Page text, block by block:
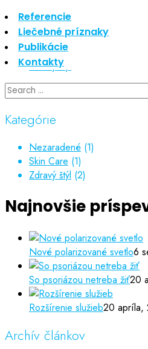
Referencie
Liečebné príznaky
Publikácie
Kontakty
Kategórie
Nezaradené
Skin Care
Zdravý štýl
Kategórie
Nezaradené (1)
Skin Care (1)
Zdravý štýl (2)
Najnovšie
Nové polarizované svetlo6
So psoriázou netreba žiť20
Rozšírenie služieb20 apríla,
Archív článkov